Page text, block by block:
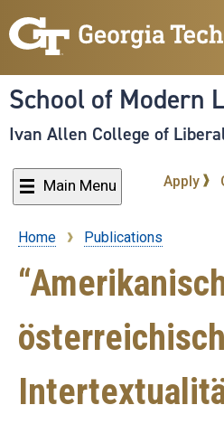
to
School of Modern
Ivan Allen College of
Main Menu Apply
Breadcrumb
Home Publications